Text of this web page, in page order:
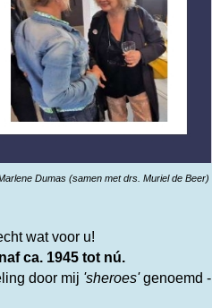
Dumas (samen met drs. Muriel de Beer)
wat voor u!
ca. 1945 tot nú.
door mij 'sheroes'genoemd